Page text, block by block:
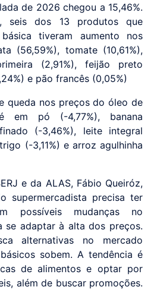
de 2026 chegou a 15,46%.
seis dos 13 produtos que
tiveram aumento nos
(56,59%), tomate (10,61%),
(2,91%), feijão preto
e pão francês (0,05%)
queda nos preços do óleo de
em pó (-4,77%), banana
(-3,46%), leite integral
(-3,11%) e arroz agulhinha
e da ALAS, Fábio Queiróz,
supermercadista precisa ter
possíveis mudanças no
se adaptar à alta dos preços.
alternativas no mercado
sobem. A tendência é
de alimentos e optar por
além de buscar promoções.